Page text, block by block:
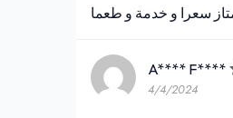
سعرا و خدمة و طعما
A**** F****
4/4/2024